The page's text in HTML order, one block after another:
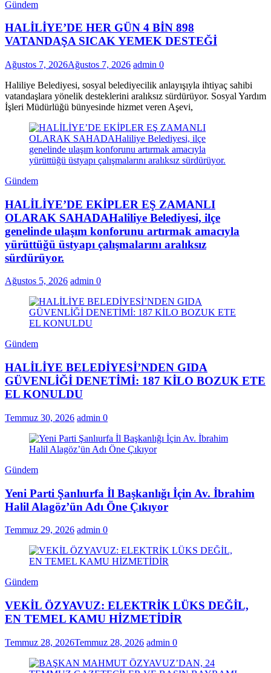
Gündem
HALİLİYE’DE HER GÜN 4 BİN 898
VATANDAŞA SICAK YEMEK DESTEĞİ
Ağustos 7, 2026Ağustos 7, 2026 admin 0
Haliliye Belediyesi, sosyal belediyecilik anlayışıyla ihtiyaç sahibi
vatandaşlara yönelik desteklerini aralıksız sürdürüyor. Sosyal Yardım
İşleri Müdürlüğü bünyesinde hizmet veren Aşevi,
Gündem
HALİLİYE’DE EKİPLER EŞ ZAMANLI
OLARAK SAHADAHaliliye Belediyesi, ilçe
genelinde ulaşım konforunu artırmak amacıyla
yürüttüğü üstyapı çalışmalarını aralıksız
sürdürüyor.
Ağustos 5, 2026 admin 0
Gündem
HALİLİYE BELEDİYESİ’NDEN GIDA
GÜVENLİĞİ DENETİMİ: 187 KİLO BOZUK ETE
EL KONULDU
Temmuz 30, 2026 admin 0
Gündem
Yeni Parti Şanlıurfa İl Başkanlığı İçin Av. İbrahim
Halil Alagöz’ün Adı Öne Çıkıyor
Temmuz 29, 2026 admin 0
Gündem
VEKİL ÖZYAVUZ: ELEKTRİK LÜKS DEĞİL,
EN TEMEL KAMU HİZMETİDİR
Temmuz 28, 2026Temmuz 28, 2026 admin 0